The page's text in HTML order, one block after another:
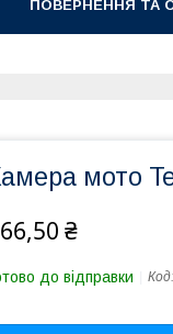
ПОВЕРНЕННЯ ТА
мото
₴
до відправки Код: